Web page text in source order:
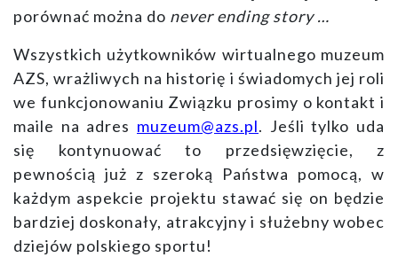
porównać można do never ending story …
Wszystkich użytkowników wirtualnego muzeum
AZS, wrażliwych na historię i świadomych jej roli
we funkcjonowaniu Związku prosimy o kontakt i
maile na adres muzeum@azs.pl. Jeśli tylko uda
się kontynuować to przedsięwzięcie, z
pewnością już z szeroką Państwa pomocą, w
każdym aspekcie projektu stawać się on będzie
bardziej doskonały, atrakcyjny i służebny wobec
dziejów polskiego sportu!